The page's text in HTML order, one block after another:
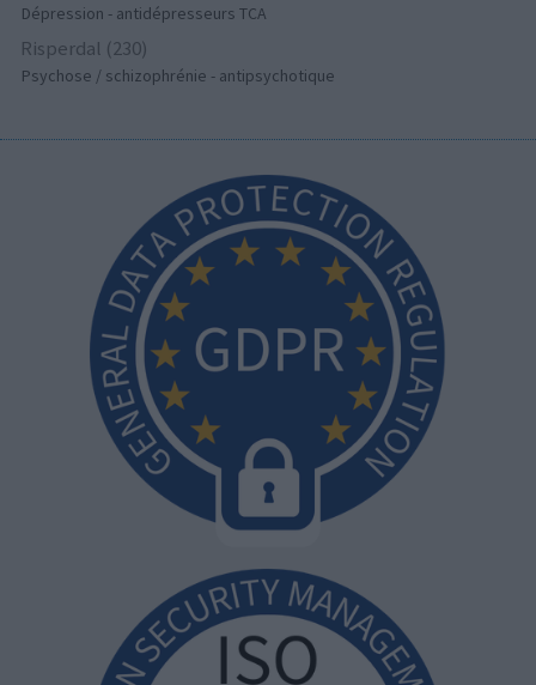
Dépression - antidépresseurs TCA
Risperdal (230)
Psychose / schizophrénie - antipsychotique